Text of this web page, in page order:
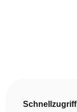
Schnellzugriff